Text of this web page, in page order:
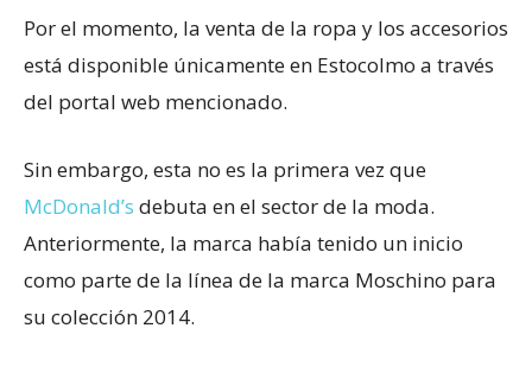
Por el momento, la venta de la ropa y los accesorios
está disponible únicamente en Estocolmo a través
del portal web mencionado.
Sin embargo, esta no es la primera vez que
McDonald’s debuta en el sector de la moda.
Anteriormente, la marca había tenido un inicio
como parte de la línea de la marca Moschino para
su colección 2014.